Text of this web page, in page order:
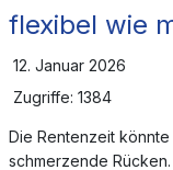
flexibel wie
12. Januar 2026
Zugriffe: 1384
Die Rentenzeit
schmerzende Rücken.